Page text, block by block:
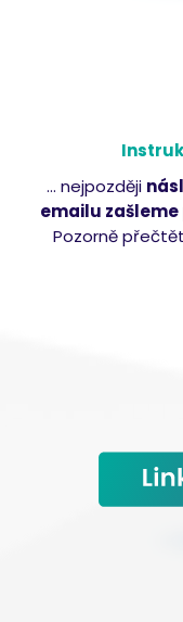
... nejpozději
emailu
Pozorně